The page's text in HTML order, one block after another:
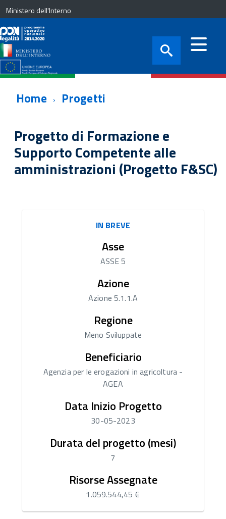
Ministero dell'Interno
Home Progetti
Progetto di Formazione e
Supporto Competente alle
amministrazioni (Progetto F&SC)
IN BREVE
Asse
ASSE 5
Azione
Azione 5.1.1.A
Regione
Meno Sviluppate
Beneficiario
Agenzia per le erogazioni in agricoltura -
AGEA
Data Inizio Progetto
30-05-2023
Durata del progetto (mesi)
7
Risorse Assegnate
1.059.544,45 €